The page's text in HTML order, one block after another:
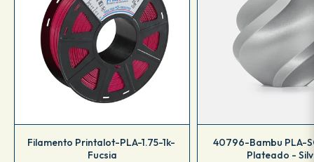
Filamento Printalot-PLA-1.75-1k-
Fucsia
40796-Bambu PLA-
Plateado -